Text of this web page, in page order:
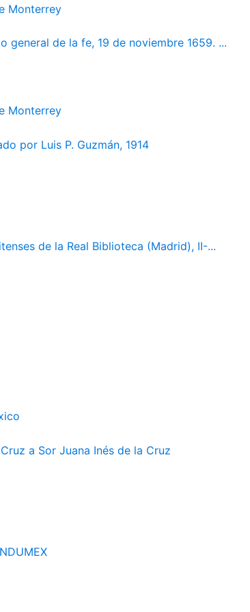
Monterrey
general de la fe, 19 de noviembre 1659. ...
Monterrey
por Luis P. Guzmán, 1914
de la Real Biblioteca (Madrid), II-...
a Sor Juana Inés de la Cruz